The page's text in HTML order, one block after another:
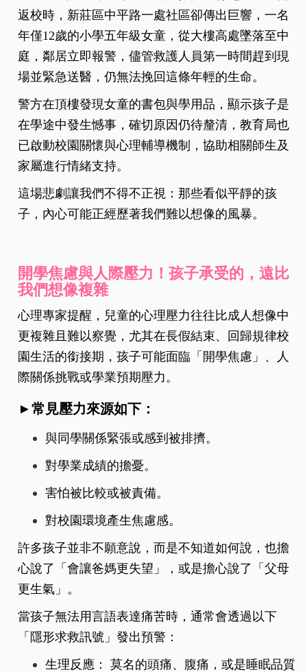
返校時，新莊區中平路一處社區卻傳出巨響，一名
年僅12歲的小學五年級女童，從大樓高處墜落至中
庭，鄰居立即報警，儘管救護人員第一時間趕到現
場並緊急送醫，仍無法挽回這條年輕的生命。
警方在頂樓發現女童的書包與學用品，顯示孩子是
在學途中發生憾事，確切原因仍待釐清，教育局也
已啟動校園關懷與心理輔導機制，協助相關師生及
家屬進行情緒支持。
這場悲劇讓我們不得不正視：那些看似平靜的孩
子，內心可能正經歷著我們難以想像的風暴。
開學焦慮與人際壓力！孩子承受的，遠比
我們想像複雜
心理專家提醒，兒童的心理壓力往往比成人想像中
更複雜且難以察覺，尤其在長假結束、回歸規律校
園生活的銜接期，孩子可能面臨「開學焦慮」、人
際關係挑戰或學業預期壓力。
►常見壓力來源如下：
與同學關係緊張或感到被排擠。
對學業成績的擔憂。
害怕被比較或被責備。
對校園環境產生焦慮感。
許多孩子並非不願意說，而是不知道如何說，也擔
心說了「會讓爸媽更失望」，或是擔心說了「父母
更生氣」。
當孩子無法用言語表達痛苦時，通常會透過以下
「隱形求救訊號」發出預警：
生理反應： 莫名的頭痛、腹痛，或是睡眠品質